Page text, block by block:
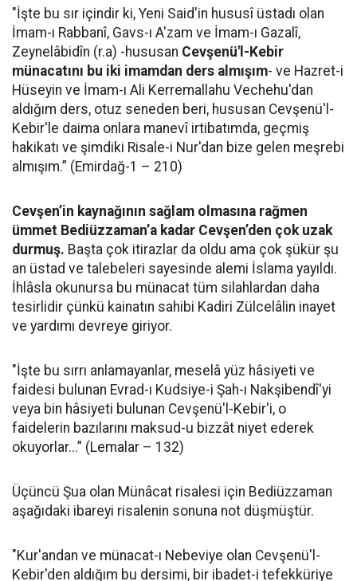
"İşte bu sır içindir ki, Yeni Said'in hususî üstadı olan
İmam-ı Rabbanî, Gavs-ı A'zam ve İmam-ı Gazalî,
Zeynelâbidîn (r.a) -hususan Cevşenü'l-Kebir
münacatını bu iki imamdan ders almışım- ve Hazret-i
Hüseyin ve İmam-ı Ali Kerremallahu Vechehu'dan
aldığım ders, otuz seneden beri, hususan Cevşenü'l-
Kebir'le daima onlara manevî irtibatımda, geçmiş
hakikatı ve şimdiki Risale-i Nur'dan bize gelen meşrebi
almışım.” (Emirdağ-1 – 210)
Cevşen’in kaynağının sağlam olmasına rağmen
ümmet Bediüzzaman’a kadar Cevşen’den çok uzak
durmuş. Başta çok itirazlar da oldu ama çok şükür şu
an üstad ve talebeleri sayesinde alemi İslama yayıldı.
İhlâsla okunursa bu münacat tüm silahlardan daha
tesirlidir çünkü kainatın sahibi Kadiri Zülcelâlin inayet
ve yardımı devreye giriyor.
"İşte bu sırrı anlamayanlar, meselâ yüz hâsiyeti ve
faidesi bulunan Evrad-ı Kudsiye-i Şah-ı Nakşibendî'yi
veya bin hâsiyeti bulunan Cevşenü'l-Kebir'i, o
faidelerin bazılarını maksud-u bizzât niyet ederek
okuyorlar...” (Lemalar – 132)
Üçüncü Şua olan Münâcat risalesi için Bediüzzaman
aşağıdaki ibareyi risalenin sonuna not düşmüştür.
"Kur'andan ve münacat-ı Nebeviye olan Cevşenü'l-
Kebir'den aldığım bu dersimi, bir ibadet-i tefekküriye